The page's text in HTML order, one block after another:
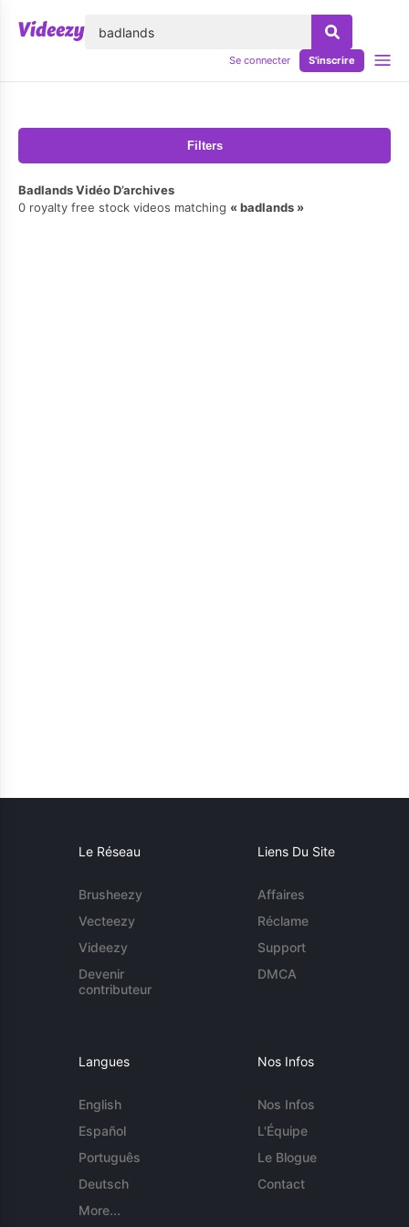
Se connecter S'inscrire
Filters
Badlands Vidéo D’archives
0 royalty free stock videos matching
badlands
Le Réseau
Brusheezy
Vecteezy
Videezy
Devenir
contributeur
Liens Du Site
Affaires
Réclame
Support
DMCA
Langues
English
Español
Português
Deutsch
More...
Nos Infos
Nos Infos
L'Équipe
Le Blogue
Contact